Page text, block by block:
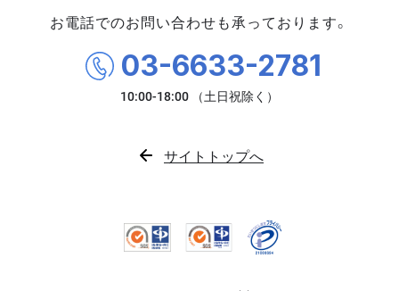
お電話でのお問い合わせも承っております。
03-6633-2781
サイトトップへ